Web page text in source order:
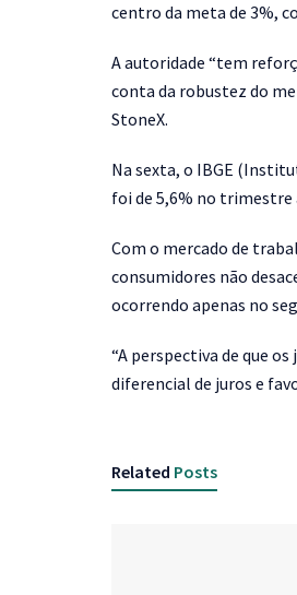
centro da meta de 3%,
A autoridade “tem
conta da robustez do
StoneX.
Na sexta, o IBGE
foi de 5,6% no trimestre
Com o mercado de
consumidores não
ocorrendo apenas no
“A perspectiva de que
diferencial de juros e
Related Posts